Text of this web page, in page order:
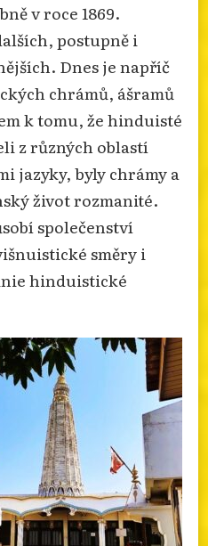
v roce 1869.
postupně i
Dnes je napříč
chrámů, ášramů
k tomu, že hinduisté
z různých oblastí
jazyky, byly chrámy a
život rozmanité.
společenství
směry i
hinduistické